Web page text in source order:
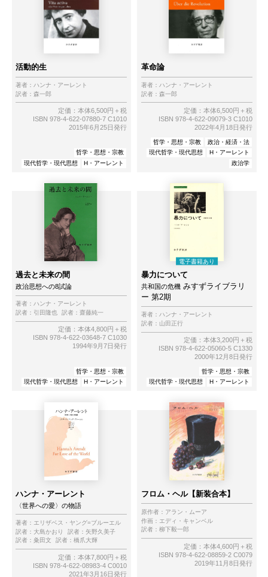
活動的生
著者： ハンナ・アーレント
訳者： 森一郎
定価：本体6,500円＋税
ISBN 978-4-622-07880-7 C1010
2015年6月25日発行
哲学・思想・宗教
現代哲学・現代思想
H・アーレント
革命論
著者： ハンナ・アーレント
訳者： 森一郎
定価：本体6,500円＋税
ISBN 978-4-622-09079-3 C1010
2022年4月18日発行
哲学・思想・宗教
政治・経済・法
現代哲学・現代思想
H・アーレント
政治学
過去と未来の間
政治思想への8試論
著者： ハンナ・アーレント
訳者： 引田隆也 訳者： 齋藤純一
定価：本体4,800円＋税
ISBN 978-4-622-03648-7 C1030
1994年9月7日発行
哲学・思想・宗教
現代哲学・現代思想
H・アーレント
暴力について
共和国の危機 みすずライブラリ
ー 第2期
著者： ハンナ・アーレント
訳者： 山田正行
定価：本体3,200円＋税
ISBN 978-4-622-05060-5 C1330
2000年12月8日発行
哲学・思想・宗教
現代哲学・現代思想
H・アーレント
ハンナ・アーレント
〈世界への愛〉の物語
著者： エリザベス・ヤング=ブルーエル
訳者： 大島かおり 訳者： 矢野久美子
訳者： 粂田文 訳者： 橋爪大輝
定価：本体7,800円＋税
ISBN 978-4-622-08983-4 C0010
2021年3月16日発行
フロム・ヘル【新装合本】
原作者： アラン・ムーア
作画： エディ・キャンベル
訳者： 柳下毅一郎
定価：本体4,600円＋税
ISBN 978-4-622-08859-2 C0079
2019年11月8日発行